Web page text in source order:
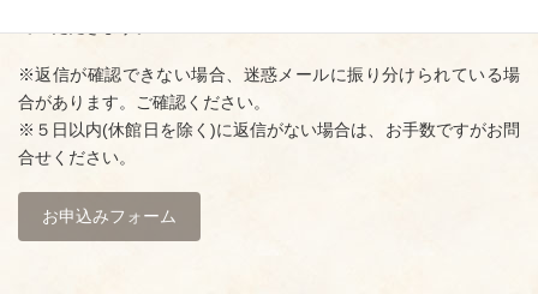
※返信が確認できない場合、迷惑メールに振り分けられている場
合があります。ご確認ください。
※５日以内(休館日を除く)に返信がない場合は、お手数ですがお問
合せください。
お申込みフォーム